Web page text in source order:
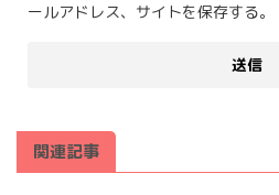
ールアドレス、サイトを保存する。
関連記事